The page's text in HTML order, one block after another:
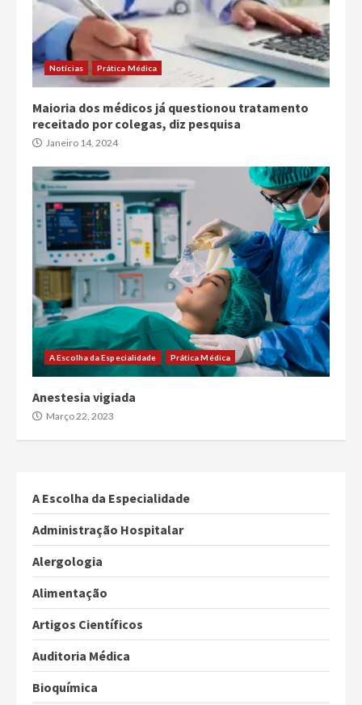
Notícias Prática Médica
Maioria dos médicos já questionou tratamento
receitado por colegas, diz pesquisa
Janeiro 14, 2024
A Escolha da Especialidade Prática Médica
Anestesia vigiada
Março 22, 2023
A Escolha da Especialidade
Administração Hospitalar
Alergologia
Alimentação
Artigos Científicos
Auditoria Médica
Bioquímica